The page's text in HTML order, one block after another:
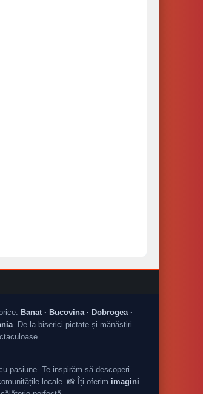
Banat · Bucovina · Dobrogea ·
. De la biserici pictate și mănăstiri
pasiune. Te inspirăm să descoperi
locale. 📸 Îți oferim imagini